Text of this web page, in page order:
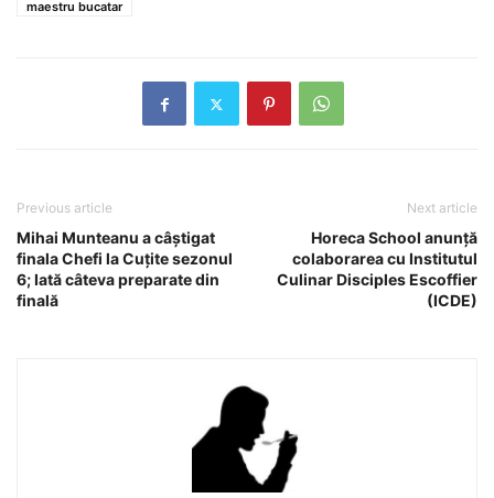
maestru bucatar
Previous article
Mihai Munteanu a câştigat
finala Chefi la Cuţite sezonul
6; Iată câteva preparate din
finală
Next article
Horeca School anunţă
colaborarea cu Institutul
Culinar Disciples Escoffier
(ICDE)